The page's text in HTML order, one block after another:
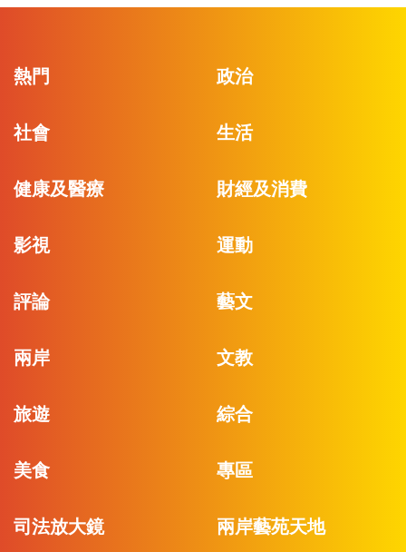
熱門 政治
社會 生活
健康及醫療 財經及消費
影視 運動
評論 藝文
兩岸 文教
旅遊 綜合
美食 專區
司法放大鏡 兩岸藝苑天地